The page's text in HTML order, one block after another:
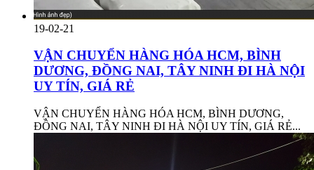
19-02-21
VẬN CHUYỂN HÀNG HÓA HCM, BÌNH
DƯƠNG, ĐỒNG NAI, TÂY NINH ĐI HÀ NỘI
UY TÍN, GIÁ RẺ
VẬN CHUYỂN HÀNG HÓA HCM, BÌNH DƯƠNG,
ĐỒNG NAI, TÂY NINH ĐI HÀ NỘI UY TÍN, GIÁ RẺ...